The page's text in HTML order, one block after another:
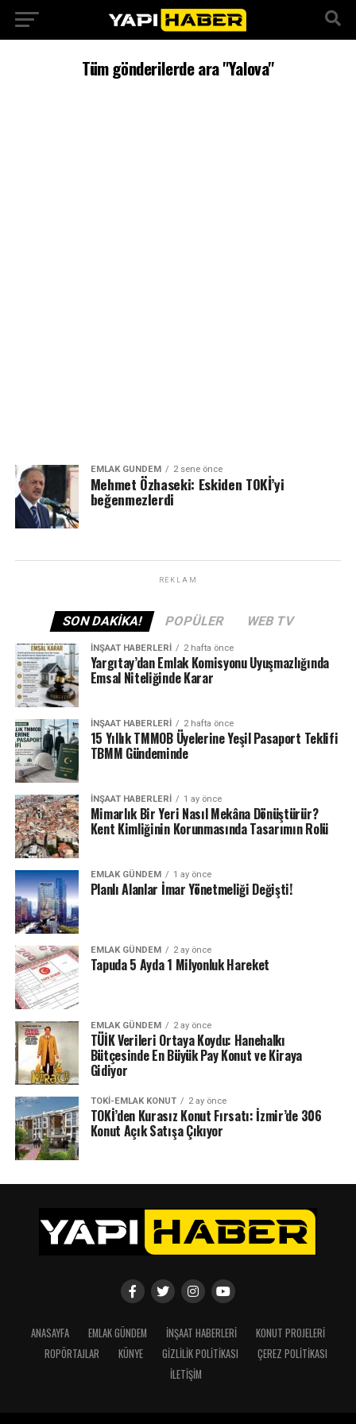
Tüm gönderilerde ara "Yalova"
EMLAK GÜNDEM 2 sene önce
Mehmet Özhaseki: Eskiden TOKİ’yi
beğenmezlerdi
REKLAM
SON DAKIKA! POPÜLER WEB TV
İNŞAAT HABERLERI 2 hafta önce
Yargıtay’dan Emlak Komisyonu Uyuşmazlığında
Emsal Niteliğinde Karar
İNŞAAT HABERLERI 2 hafta önce
15 Yıllık TMMOB Üyelerine Yeşil Pasaport Teklifi
TBMM Gündeminde
İNŞAAT HABERLERI 1 ay önce
Mimarlık Bir Yeri Nasıl Mekâna Dönüştürür?
Kent Kimliğinin Korunmasında Tasarımın Rolü
EMLAK GÜNDEM 1 ay önce
Planlı Alanlar İmar Yönetmeliği Değişti!
EMLAK GÜNDEM 2 ay önce
Tapuda 5 Ayda 1 Milyonluk Hareket
EMLAK GÜNDEM 2 ay önce
TÜİK Verileri Ortaya Koydu: Hanehalkı
Bütçesinde En Büyük Pay Konut ve Kiraya
Gidiyor
TOKI-EMLAK KONUT 2 ay önce
TOKİ’den Kurasız Konut Fırsatı: İzmir’de 306
Konut Açık Satışa Çıkıyor
ANASAYFA EMLAK GÜNDEM İNŞAAT HABERLERI
KONUT PROJELERI
ROPÖRTAJLAR
KÜNYE GIZLILIK POLITIKASI
ÇEREZ POLITIKASI
İLETIŞIM